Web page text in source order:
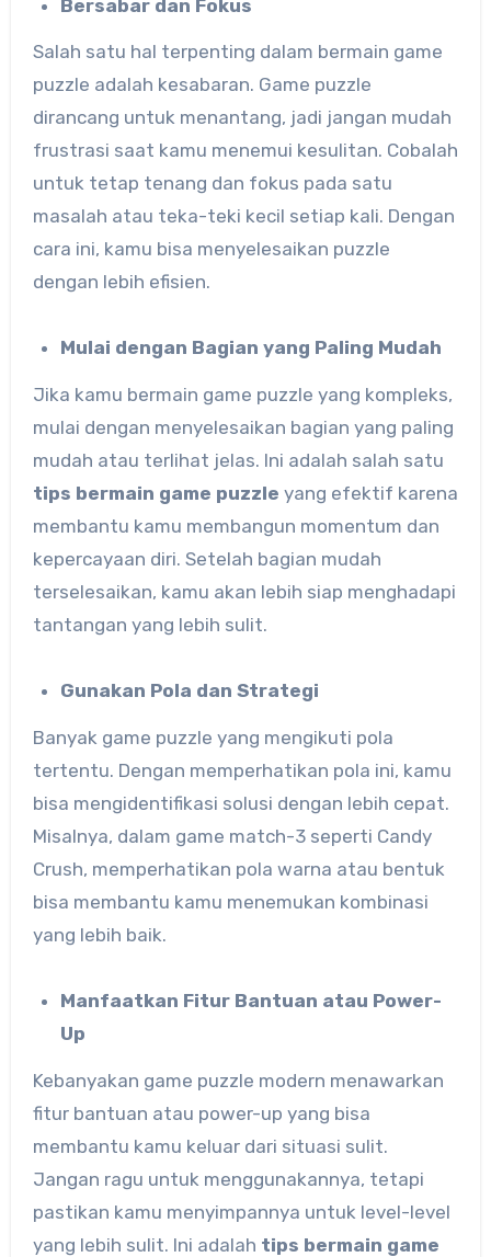
Bersabar dan Fokus
Salah satu hal terpenting dalam bermain game
puzzle adalah kesabaran. Game puzzle
dirancang untuk menantang, jadi jangan mudah
frustrasi saat kamu menemui kesulitan. Cobalah
untuk tetap tenang dan fokus pada satu
masalah atau teka-teki kecil setiap kali. Dengan
cara ini, kamu bisa menyelesaikan puzzle
dengan lebih efisien.
Mulai dengan Bagian yang Paling Mudah
Jika kamu bermain game puzzle yang kompleks,
mulai dengan menyelesaikan bagian yang paling
mudah atau terlihat jelas. Ini adalah salah satu
tips bermain game puzzle yang efektif karena
membantu kamu membangun momentum dan
kepercayaan diri. Setelah bagian mudah
terselesaikan, kamu akan lebih siap menghadapi
tantangan yang lebih sulit.
Gunakan Pola dan Strategi
Banyak game puzzle yang mengikuti pola
tertentu. Dengan memperhatikan pola ini, kamu
bisa mengidentifikasi solusi dengan lebih cepat.
Misalnya, dalam game match-3 seperti Candy
Crush, memperhatikan pola warna atau bentuk
bisa membantu kamu menemukan kombinasi
yang lebih baik.
Manfaatkan Fitur Bantuan atau Power-
Up
Kebanyakan game puzzle modern menawarkan
fitur bantuan atau power-up yang bisa
membantu kamu keluar dari situasi sulit.
Jangan ragu untuk menggunakannya, tetapi
pastikan kamu menyimpannya untuk level-level
yang lebih sulit. Ini adalah tips bermain game